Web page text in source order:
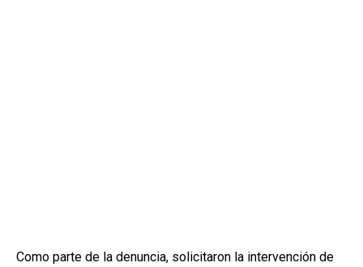
Como parte de la denuncia, solicitaron la intervención de